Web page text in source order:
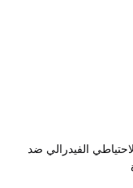
الفيدرالي ضد